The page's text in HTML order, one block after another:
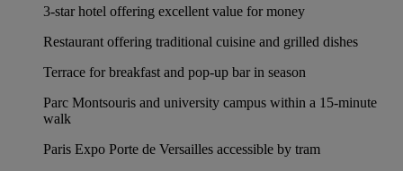
3-star hotel offering excellent value for money
Restaurant offering traditional cuisine and grilled dishes
Terrace for breakfast and pop-up bar in season
Parc Montsouris and university campus within a 15-minute
walk
Paris Expo Porte de Versailles accessible by tram